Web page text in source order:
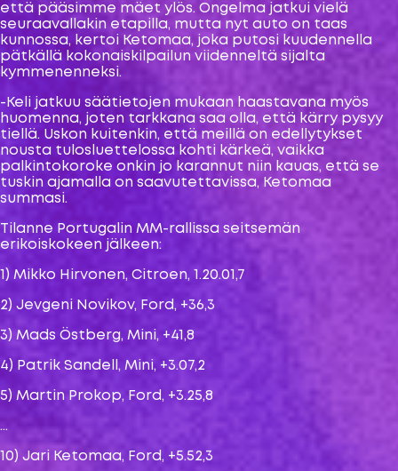
että pääsimme mäet ylös. Ongelma jatkui vielä
seuraavallakin etapilla, mutta nyt auto on taas
kunnossa, kertoi Ketomaa, joka putosi kuudennella
pätkällä kokonaiskilpailun viidenneltä sijalta
kymmenenneksi.
-Keli jatkuu säätietojen mukaan haastavana myös
huomenna, joten tarkkana saa olla, että kärry pysyy
tiellä. Uskon kuitenkin, että meillä on edellytykset
nousta tulosluettelossa kohti kärkeä, vaikka
palkintokoroke onkin jo karannut niin kauas, että se
tuskin ajamalla on saavutettavissa, Ketomaa
summasi.
Tilanne Portugalin MM-rallissa seitsemän
erikoiskokeen jälkeen:
1) Mikko Hirvonen, Citroen, 1.20.01,7
2) Jevgeni Novikov, Ford, +36,3
3) Mads Östberg, Mini, +41,8
4) Patrik Sandell, Mini, +3.07,2
5) Martin Prokop, Ford, +3.25,8
…
10) Jari Ketomaa, Ford, +5.52,3